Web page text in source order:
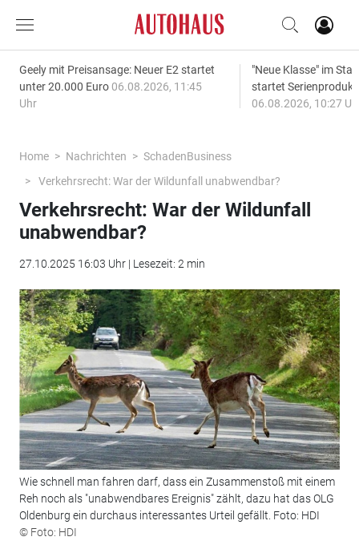
Geely mit Preisansage: Neuer E2 startet
unter 20.000 Euro 06.08.2026, 11:45
Uhr
"Neue Klasse" im
startet
06.08.2026, 10:27
Home Nachrichten
SchadenBusiness
Verkehrsrecht: War der Wildunfall unabwendbar?
Verkehrsrecht: War der Wildunfall
unabwendbar?
27.10.2025 16:03 Uhr | Lesezeit: 2 min
Wie schnell man fahren darf, dass ein Zusammenstoß mit einem
Reh noch als "unabwendbares Ereignis" zählt, dazu hat das OLG
Oldenburg ein durchaus interessantes Urteil gefällt. Foto: HDI
© Foto: HDI